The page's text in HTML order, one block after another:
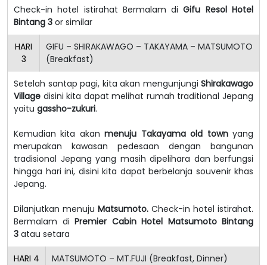
Check-in hotel istirahat Bermalam diGifu Resol Hotel
Bintang 3 or similar
HARI
3
GIFU – SHIRAKAWAGO – TAKAYAMA – MATSUMOTO
(Breakfast)
Setelah santap pagi, kita akan mengunjungi Shirakawago
Village disini kita dapat melihat rumah traditional Jepang
yaitu gassho-zukuri.
Kemudian kita akanmenuju Takayama old townyang
merupakan kawasan pedesaan dengan bangunan
tradisional Jepang yang masih dipelihara dan berfungsi
hingga hari ini, disini kita dapat berbelanja souvenir khas
Jepang.
Dilanjutkan menuju Matsumoto. Check-in hotel istirahat.
Bermalam di Premier Cabin Hotel Matsumoto Bintang
3 atau setara
HARI 4 MATSUMOTO – MT.FUJI (Breakfast, Dinner)